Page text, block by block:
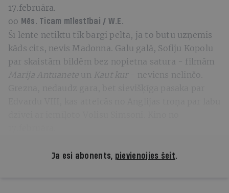
17.februāra.
oo Mēs. Ticam mīlestībai / W.E.
Šī lente netiktu tik bargi pelta, ja to būtu uzņēmis
kāds cits, nevis Madonna. Galu galā, Sofiju Kopolu
par skaistām bildēm bez nopietna satura - filmām
Marija Antuanete un Kaut kur- neviens nelinčo.
Ja esi abonents, pievienojies šeit.